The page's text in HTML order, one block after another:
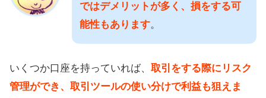
ではデメリットが多く、損をする可
能性もあります。
いくつか口座を持っていれば、 取引をする際にリスク
管理ができ、取引ツールの使い分けで利益も狙えま